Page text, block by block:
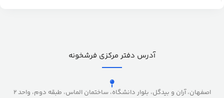
آدرس دفتر مرکزی فرشخونه
اصفهان، آران و بیدگل، بلوار دانشگاه، ساختمان الماس، طبقه دوم، واحد 2